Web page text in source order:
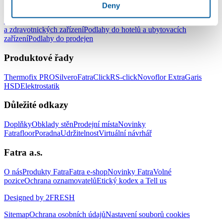
Deny
Podlahy do kanceláříPodlahy do škol a školekPodlahy do nemocnic
a zdravotnických zařízeníPodlahy do hotelů a ubytovacích
zařízeníPodlahy do prodejen
Produktové řady
Thermofix PROSilveroFatraClickRS-clickNovoflor ExtraGaris
HSDElektrostatik
Důležité odkazy
DoplňkyObklady stěnProdejní místaNovinky
FatrafloorPoradnaUdržitelnostVirtuální návrhář
Fatra a.s.
O násProdukty FatraFatra e-shopNovinky FatraVolné
poziceOchrana oznamovatelůEtický kodex a Tell us
Designed by 2FRESH
SitemapOchrana osobních údajůNastavení souborů cookies